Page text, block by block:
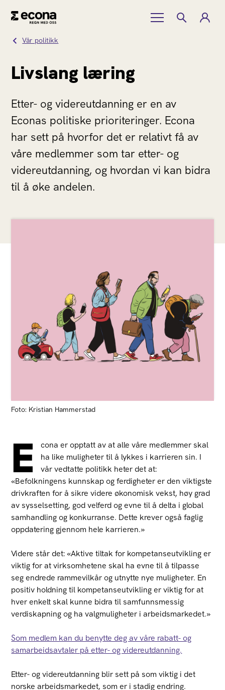
Vår politikk
Livslang læring
Etter- og videreutdanning er en av
Econas politiske prioriteringer. Econa
har sett på hvorfor det er relativt få av
våre medlemmer som tar etter- og
videreutdanning, og hvordan vi kan bidra
til å øke andelen.
Foto: Kristian Hammerstad
E
cona er opptatt av at alle våre medlemmer skal
ha like muligheter til å lykkes i karrieren sin. I
vår vedtatte politikk heter det at:
«Befolkningens kunnskap og ferdigheter er den viktigste
drivkraften for å sikre videre økonomisk vekst, høy grad
av sysselsetting, god velferd og evne til å delta i global
samhandling og konkurranse. Dette krever også faglig
oppdatering gjennom hele karrieren.»­­
Videre står det: «Aktive tiltak for kompetanseutvikling er
viktig for at virksomhetene skal ha evne til å tilpasse
seg endrede rammevilkår og utnytte nye muligheter. En
positiv holdning til kompetanseutvikling er viktig for at
hver enkelt skal kunne bidra til samfunnsmessig
verdiskapning og ha valgmuligheter i arbeidsmarkedet.»
Som medlem kan du benytte deg av våre rabatt- og
samarbeidsavtaler på etter- og videreutdanning.
Etter- og videreutdanning blir sett på som viktig i det
norske arbeidsmarkedet, som er i stadig endring.